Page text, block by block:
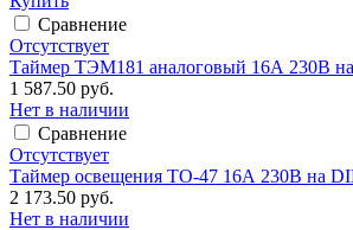
Сравнение
Отсутствует
Таймер ТЭМ181 аналоговый 16А 230В
1 587.50 руб.
Нет в наличии
Сравнение
Отсутствует
Таймер освещения ТО-47 16А 230В на
2 173.50 руб.
Нет в наличии